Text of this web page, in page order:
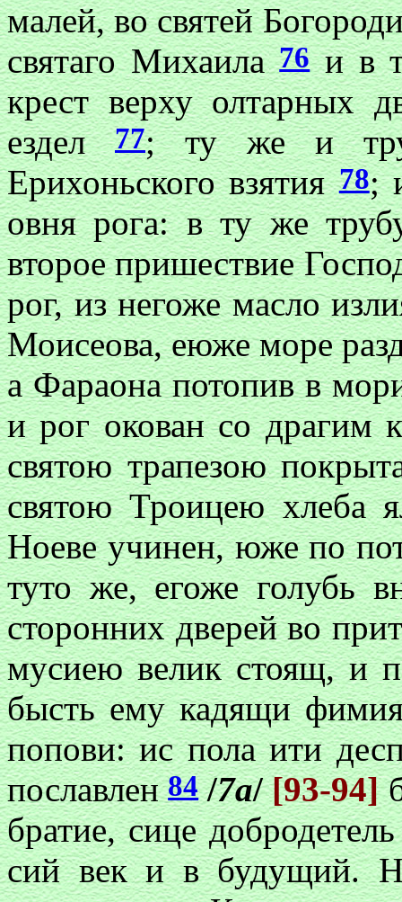
малей, во святей
святаго Михаила76и в
крест верху олтарных
ездел77; ту же и
Ерихоньского взятия78;
овня рога: в ту же
второе пришествие
рог, из негоже масло
Моисеова, еюже море
а Фараона потопив в
и рог окован со драгим
святою трапезою
святою Троицею хлеба
Ноеве учинен, юже по
туто же, егоже голубь
сторонних дверей во
мусиею велик стоящ, и
бысть ему кадящи
попови: ис пола ити
пославлен84 /7а/[93-94]
братие, сице
сий век и в будущий.